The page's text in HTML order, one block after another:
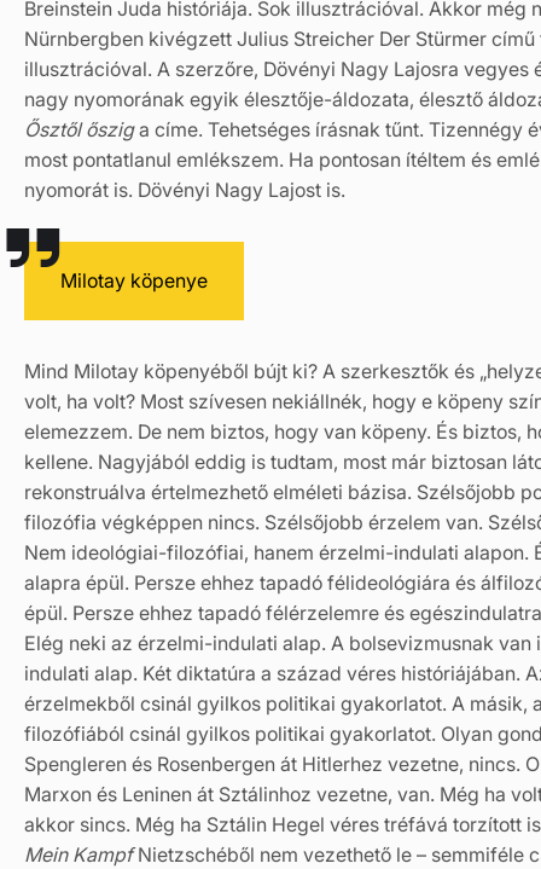
Breinstein Juda históriája. Sok illusztrációval. Akkor még
Nürnbergben kivégzett Julius Streicher Der Stürmer
illusztrációval. A szerzőre, Dövényi Nagy Lajosra
nagy nyomorának egyik élesztője-áldozata, élesztő
Ősztől ősziga címe. Tehetséges írásnak tűnt. Tizennégy
most pontatlanul emlékszem. Ha pontosan ítéltem és
nyomorát is. Dövényi Nagy Lajost is.
Milotay köpenye
Mind Milotay köpenyéből bújt ki? A szerkesztők és
volt, ha volt? Most szívesen nekiállnék, hogy e köpeny
elemezzem. De nem biztos, hogy van köpeny. És biztos,
kellene. Nagyjából eddig is tudtam, most már biztosan
rekonstruálva értelmezhető elméleti bázisa. Szélsőjobb
filozófia végképpen nincs. Szélsőjobb érzelem van.
Nem ideológiai-filozófiai, hanem érzelmi-indulati
alapra épül. Persze ehhez tapadó félideológiára és
épül. Persze ehhez tapadó félérzelemre és
Elég neki az érzelmi-indulati alap. A bolsevizmusnak
indulati alap. Két diktatúra a század véres históriájában.
érzelmekből csinál gyilkos politikai gyakorlatot. A másik,
filozófiából csinál gyilkos politikai gyakorlatot. Olyan
Spengleren és Rosenbergen át Hitlerhez vezetne, nincs.
Marxon és Leninen át Sztálinhoz vezetne, van. Még ha
akkor sincs. Még ha Sztálin Hegel véres tréfává torzított
Mein KampfNietzschéből nem vezethető le – semmiféle